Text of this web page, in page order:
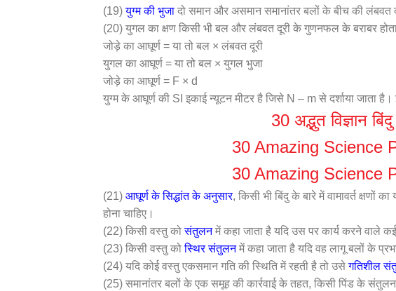
(19)युग्म की भुजा दो समान और असमान समानांतर बलों के बीच की लंबवत
(20) युगल का क्षण किसी भी बल और लंबवत दूरी के गुणनफल के बराबर
जोड़े का आघूर्ण = या तो बल × लंबवत दूरी
युगल का आघूर्ण = या तो बल × युगल भुजा
जोड़े का आघूर्ण = F × d
युग्म के आघूर्ण की SI इकाई न्यूटन मीटर है जिसे N – m से दर्शाया जाता
30 अद्भुत विज्ञान
30 Amazing Science
30 Amazing Science
(21) आघूर्ण के सिद्धांत के अनुसार, किसी भी बिंदु के बारे में वामावर्त क्षणों
होना चाहिए।
(22) किसी वस्तु कोसंतुलनमें कहा जाता है यदि उस पर कार्य करने वाले
(23) किसी वस्तु कोस्थिर संतुलनमें कहा जाता है यदि वह लागू बलों के
(24) यदि कोई वस्तु एकसमान गति की स्थिति में रहती है तो उसेगतिशील
(25) समानांतर बलों के एक समूह की कार्रवाई के तहत, किसी पिंड के संतुलन